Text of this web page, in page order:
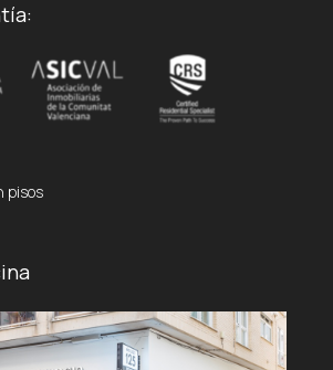
pisos